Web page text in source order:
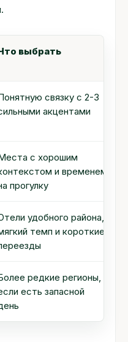
выбрать
связку с 2-3
акцентами
с хорошим
и временем
прогулку
удобного района,
темп и короткие
редкие регионы,
есть запасной